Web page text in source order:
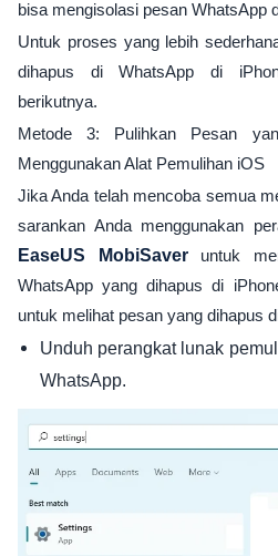
bisa mengisolasi pesan WhatsApp
Untuk proses yang lebih
dihapus di WhatsApp di
berikutnya.
Metode 3: Pulihkan Pesan
Menggunakan Alat Pemulihan iOS
Jika Anda telah mencoba semua
sarankan Anda menggunakan
EaseUS MobiSaveruntuk
WhatsApp yang dihapus di
untuk melihat pesan yang dihapus
Unduh perangkat lunak
WhatsApp.